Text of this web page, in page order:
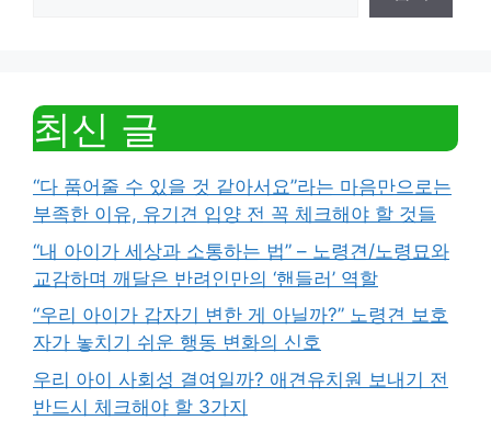
최신 글
“다 품어줄 수 있을 것 같아서요”라는 마음만으로는
부족한 이유, 유기견 입양 전 꼭 체크해야 할 것들
“내 아이가 세상과 소통하는 법” – 노령견/노령묘와
교감하며 깨달은 반려인만의 ‘핸들러’ 역할
“우리 아이가 갑자기 변한 게 아닐까?” 노령견 보호
자가 놓치기 쉬운 행동 변화의 신호
우리 아이 사회성 결여일까? 애견유치원 보내기 전
반드시 체크해야 할 3가지